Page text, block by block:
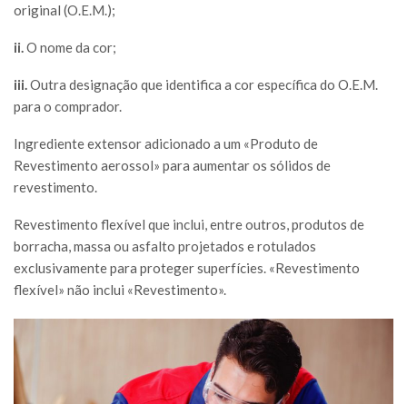
original (O.E.M.);
ii.O nome da cor;
iii.Outra designação que identifica a cor específica do O.E.M.
para o comprador.
Ingrediente extensor adicionado a um «Produto de
Revestimento aerossol» para aumentar os sólidos de
revestimento.
Revestimento flexível que inclui, entre outros, produtos de
borracha, massa ou asfalto projetados e rotulados
exclusivamente para proteger superfícies. «Revestimento
flexível» não inclui «Revestimento».